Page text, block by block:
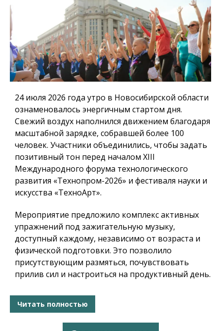
24 июля 2026 года утро в Новосибирской области
ознаменовалось энергичным стартом дня.
Свежий воздух наполнился движением благодаря
масштабной зарядке, собравшей более 100
человек. Участники объединились, чтобы задать
позитивный тон перед началом XIII
Международного форума технологического
развития «Технопром-2026» и фестиваля науки и
искусства «ТехноАрт».
Мероприятие предложило комплекс активных
упражнений под зажигательную музыку,
доступный каждому, независимо от возраста и
физической подготовки. Это позволило
присутствующим размяться, почувствовать
прилив сил и настроиться на продуктивный день.
Читать полностью